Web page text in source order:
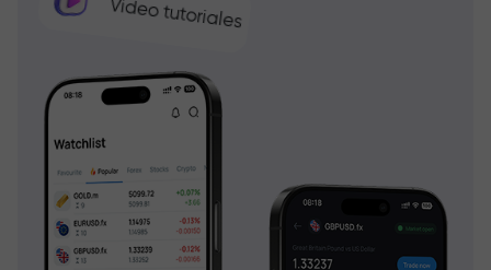
Video tutoriales